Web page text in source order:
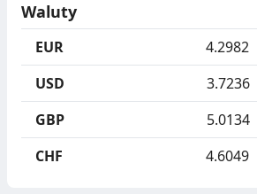
Waluty
EUR
4.2982
USD 3.7236
GBP 5.0134
CHF 4.6049